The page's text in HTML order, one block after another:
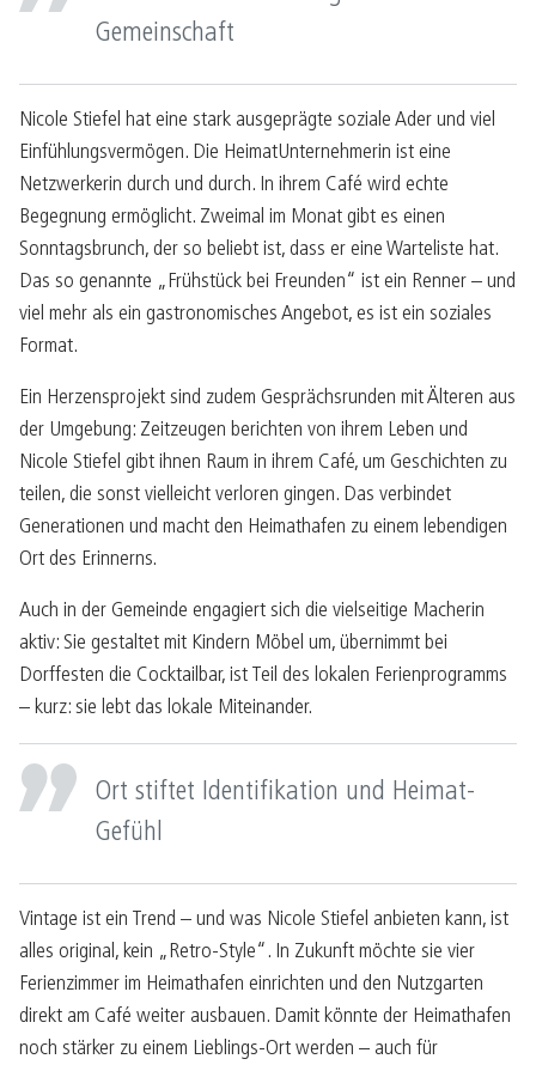
Gemeinschaft
Nicole Stiefel hat eine stark ausgeprägte soziale Ader und viel
Einfühlungsvermögen. Die HeimatUnternehmerin ist eine
Netzwerkerin durch und durch. In ihrem Café wird echte
Begegnung ermöglicht. Zweimal im Monat gibt es einen
Sonntagsbrunch, der so beliebt ist, dass er eine Warteliste hat.
Das so genannte „Frühstück bei Freunden“ ist ein Renner – und
viel mehr als ein gastronomisches Angebot, es ist ein soziales
Format.
Ein Herzensprojekt sind zudem Gesprächsrunden mit Älteren aus
der Umgebung: Zeitzeugen berichten von ihrem Leben und
Nicole Stiefel gibt ihnen Raum in ihrem Café, um Geschichten zu
teilen, die sonst vielleicht verloren gingen. Das verbindet
Generationen und macht den Heimathafen zu einem lebendigen
Ort des Erinnerns.
Auch in der Gemeinde engagiert sich die vielseitige Macherin
aktiv: Sie gestaltet mit Kindern Möbel um, übernimmt bei
Dorffesten die Cocktailbar, ist Teil des lokalen Ferienprogramms
– kurz: sie lebt das lokale Miteinander.
Ort stiftet Identifikation und Heimat-
Gefühl
Vintage ist ein Trend – und was Nicole Stiefel anbieten kann, ist
alles original, kein „Retro-Style“. In Zukunft möchte sie vier
Ferienzimmer im Heimathafen einrichten und den Nutzgarten
direkt am Café weiter ausbauen. Damit könnte der Heimathafen
noch stärker zu einem Lieblings-Ort werden – auch für